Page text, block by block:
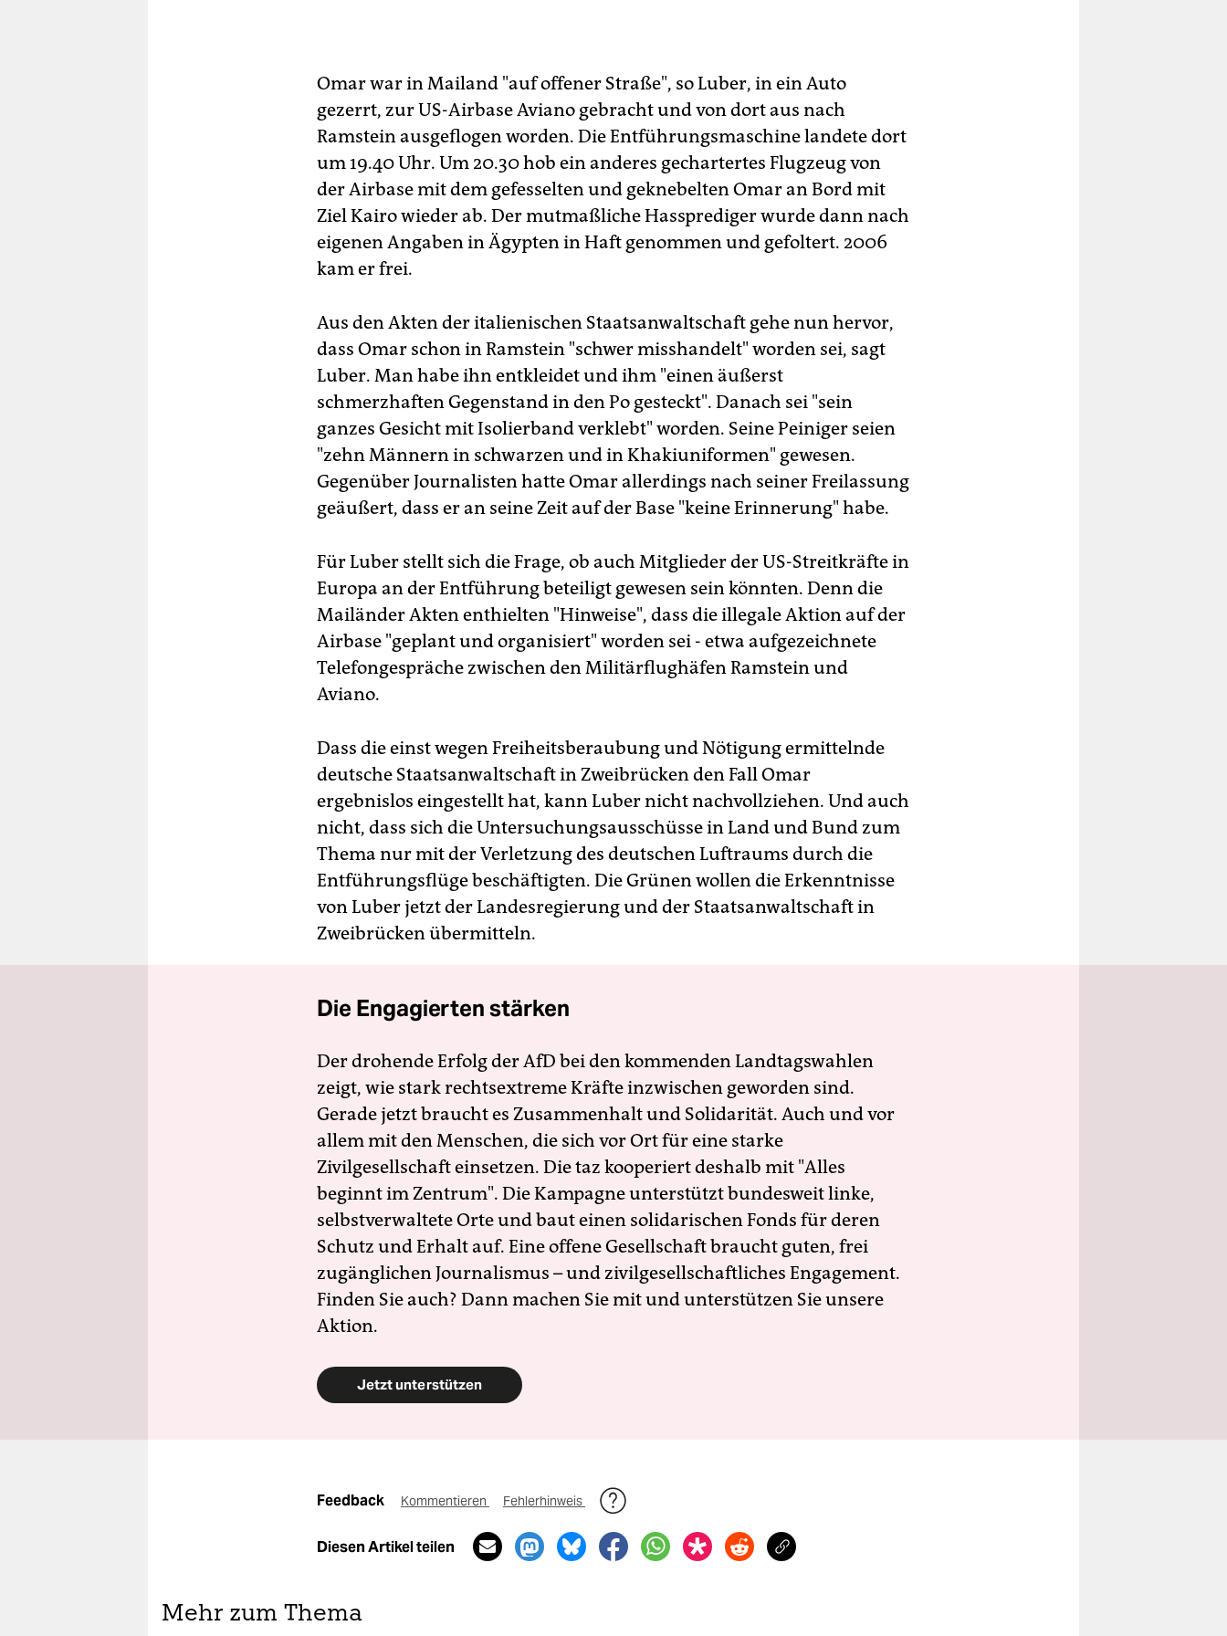
Omar war in Mailand "auf offener Straße", so Luber, in ein Auto
gezerrt, zur US-Airbase Aviano gebracht und von dort aus nach
Ramstein ausgeflogen worden. Die Entführungsmaschine landete dort
um 19.40 Uhr. Um 20.30 hob ein anderes gechartertes Flugzeug von
der Airbase mit dem gefesselten und geknebelten Omar an Bord mit
Ziel Kairo wieder ab. Der mutmaßliche Hassprediger wurde dann nach
eigenen Angaben in Ägypten in Haft genommen und gefoltert. 2006
kam er frei.
Aus den Akten der italienischen Staatsanwaltschaft gehe nun hervor,
dass Omar schon in Ramstein "schwer misshandelt" worden sei, sagt
Luber. Man habe ihn entkleidet und ihm "einen äußerst
schmerzhaften Gegenstand in den Po gesteckt". Danach sei "sein
ganzes Gesicht mit Isolierband verklebt" worden. Seine Peiniger seien
"zehn Männern in schwarzen und in Khakiuniformen" gewesen.
Gegenüber Journalisten hatte Omar allerdings nach seiner Freilassung
geäußert, dass er an seine Zeit auf der Base "keine Erinnerung" habe.
Für Luber stellt sich die Frage, ob auch Mitglieder der US-Streitkräfte in
Europa an der Entführung beteiligt gewesen sein könnten. Denn die
Mailänder Akten enthielten "Hinweise", dass die illegale Aktion auf der
Airbase "geplant und organisiert" worden sei - etwa aufgezeichnete
Telefongespräche zwischen den Militärflughäfen Ramstein und
Aviano.
Dass die einst wegen Freiheitsberaubung und Nötigung ermittelnde
deutsche Staatsanwaltschaft in Zweibrücken den Fall Omar
ergebnislos eingestellt hat, kann Luber nicht nachvollziehen. Und auch
nicht, dass sich die Untersuchungsausschüsse in Land und Bund zum
Thema nur mit der Verletzung des deutschen Luftraums durch die
Entführungsflüge beschäftigten. Die Grünen wollen die Erkenntnisse
von Luber jetzt der Landesregierung und der Staatsanwaltschaft in
Zweibrücken übermitteln.
Die Engagierten stärken
Der drohende Erfolg der AfD bei den kommenden Landtagswahlen
zeigt, wie stark rechtsextreme Kräfte inzwischen geworden sind.
Gerade jetzt braucht es Zusammenhalt und Solidarität. Auch und vor
allem mit den Menschen, die sich vor Ort für eine starke
Zivilgesellschaft einsetzen. Die taz kooperiert deshalb mit "Alles
beginnt im Zentrum". Die Kampagne unterstützt bundesweit linke,
selbstverwaltete Orte und baut einen solidarischen Fonds für deren
Schutz und Erhalt auf. Eine offene Gesellschaft braucht guten, frei
zugänglichen Journalismus – und zivilgesellschaftliches Engagement.
Finden Sie auch? Dann machen Sie mit und unterstützen Sie unsere
Aktion.
Jetzt unterstützen
Feedback Kommentieren Fehlerhinweis
Diesen Artikel teilen
Mehr zum Thema